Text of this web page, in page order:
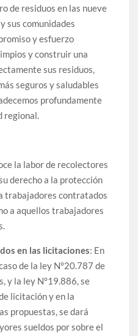
de residuos en las nueve
sus comunidades
y esfuerzo
y construir una
sus residuos,
seguros y saludables
profundamente
regional.
la labor de recolectores
derecho a la protección
trabajadores contratados
a aquellos trabajadores
en las licitaciones: En
de la ley N°20.787 de
y la ley N°19.886, se
licitación y en la
propuestas, se dará
sueldos por sobre el